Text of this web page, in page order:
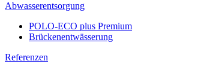
Abwasserentsorgung
POLO-ECO plus Premium
Brückenentwässerung
Referenzen